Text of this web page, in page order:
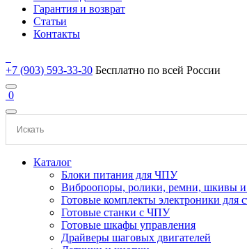
Гарантия и возврат
Статьи
Контакты
+7 (903) 593-33-30 Бесплатно по всей России
0
Каталог
Блоки питания для ЧПУ
Виброопоры, ролики, ремни, шкивы и
Готовые комплекты электроники для
Готовые станки с ЧПУ
Готовые шкафы управления
Драйверы шаговых двигателей